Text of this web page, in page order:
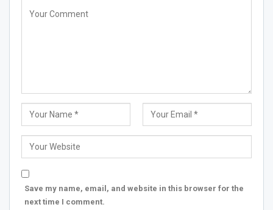
Save my name, email, and website in this browser for the
next time I comment.